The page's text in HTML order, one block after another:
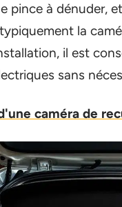
pince à dénuder,
la
il est
sans
caméra de